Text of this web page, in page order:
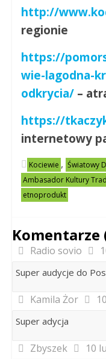
http://
regionie
https://
wie-lagodna-
odkrycia/–
https://
internetowy
Kociewie , Światowy
Ambasador Kultury
etnoprodukt
Komentarze
Radio sovio
Super audycje do
Kamila Żor
Super adycja
Zbyszek 10